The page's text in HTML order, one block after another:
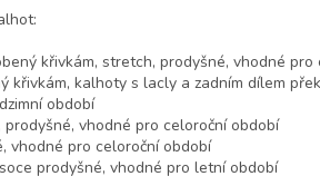
křivkám, stretch, prodyšné, vhodné pro
křivkám, kalhoty s lacly a zadním dílem
období
vhodné pro celoroční období
pro celoroční období
prodyšné, vhodné pro letní období